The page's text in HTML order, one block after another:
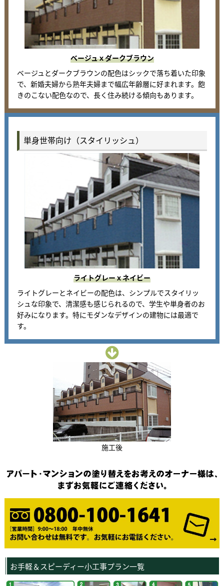
ベージュｘダークブラウン
ベージュとダークブラウンの配色はシックで落ち着いた印象
で、新婚夫婦から熟年夫婦まで幅広年齢層に好まれます。飽
きのこない配色なので、長く住み続ける傾向もあります。
単身世帯向け（スタイリッシュ）
ライトグレーｘネイビー
ライトグレーとネイビーの配色は、シンプルでスタイリッ
シュな印象で、清潔感も感じられるので、学生や単身者のお
好みになります。特にモダンなデザインの建物には最適で
す。
施工後
お手軽＆スピーディー小工事プラン一覧